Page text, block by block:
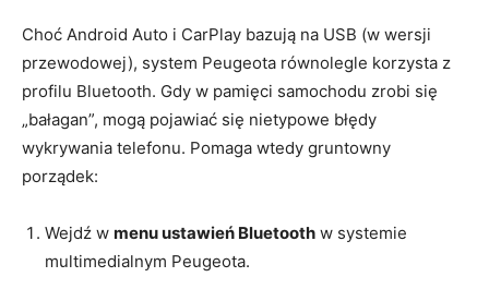
Choć Android Auto i CarPlay bazują na USB (w wersji
przewodowej), system Peugeota równolegle korzysta z
profilu Bluetooth. Gdy w pamięci samochodu zrobi się
„bałagan”, mogą pojawiać się nietypowe błędy
wykrywania telefonu. Pomaga wtedy gruntowny
porządek:
Wejdź w menu ustawień Bluetooth w systemie
multimedialnym Peugeota.